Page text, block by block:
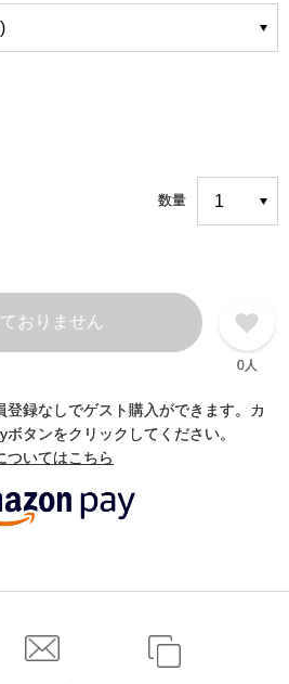
数量
おりません
0人
録なしでゲスト購入ができます。カ
タンをクリックしてください。
いてはこちら